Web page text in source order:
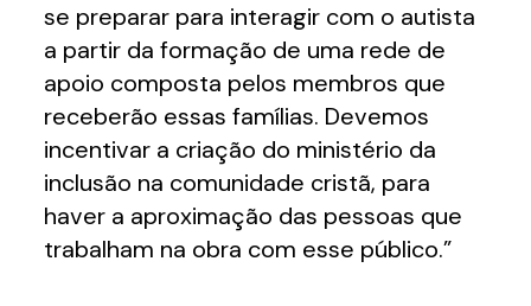
se preparar para interagir com o autista
a partir da formação de uma rede de
apoio composta pelos membros que
receberão essas famílias. Devemos
incentivar a criação do ministério da
inclusão na comunidade cristã, para
haver a aproximação das pessoas que
trabalham na obra com esse público.”